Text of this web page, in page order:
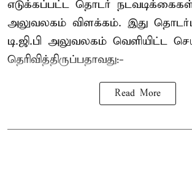
எடுக்கப்பட்ட தொடர்
அலுவலகம் விளக்கம். இது
டி.ஜி.பி அலுவலகம் வெளியிட்ட
தெரிவித்திருப்பதாவது:-
Read More